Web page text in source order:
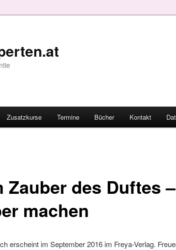
Zusatzkurse Termine Bücher Kontakt
Zauber des Duftes
machen
erscheint im September 2016 im Freya-Verlag.